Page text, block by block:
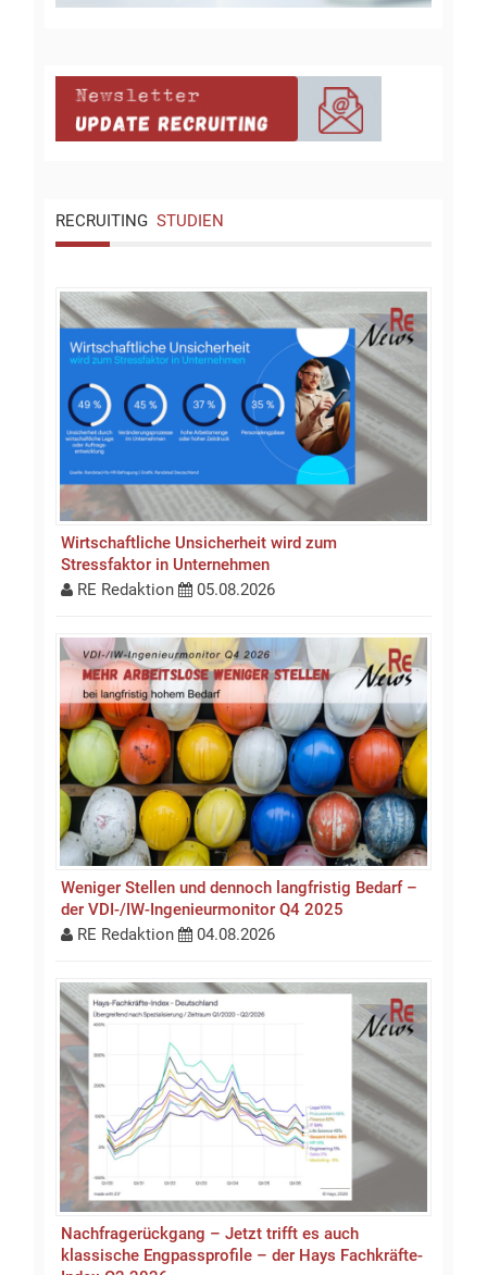
RECRUITING STUDIEN
Wirtschaftliche Unsicherheit wird zum
Stressfaktor in Unternehmen
RE Redaktion
05.08.2026
Weniger Stellen und dennoch langfristig Bedarf –
der VDI-/IW-Ingenieurmonitor Q4 2025
RE Redaktion
04.08.2026
Nachfragerückgang – Jetzt trifft es auch
klassische Engpassprofile – der Hays Fachkräfte-